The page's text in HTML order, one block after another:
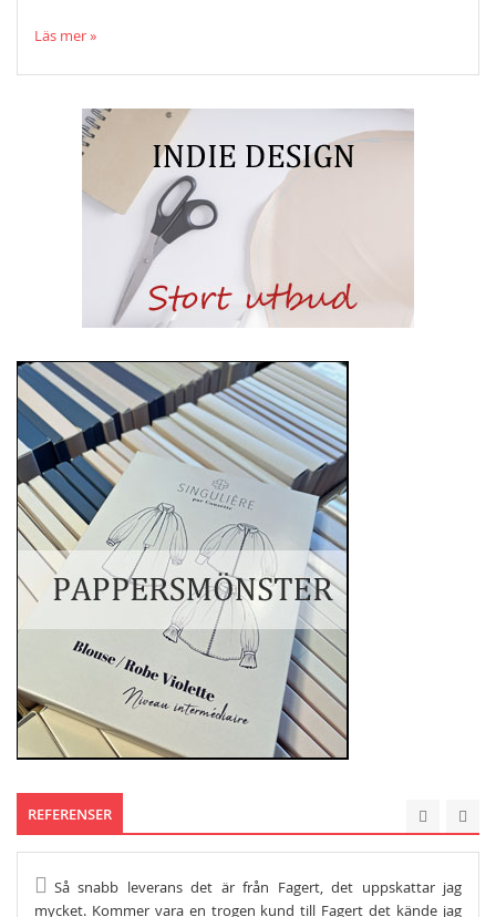
Läs mer »
REFERENSER
Så snabb leverans det är från Fagert, det uppskattar jag
mycket. Kommer vara en trogen kund till Fagert det kände jag